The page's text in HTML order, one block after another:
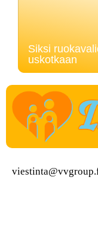
Siksi
uskotkaan